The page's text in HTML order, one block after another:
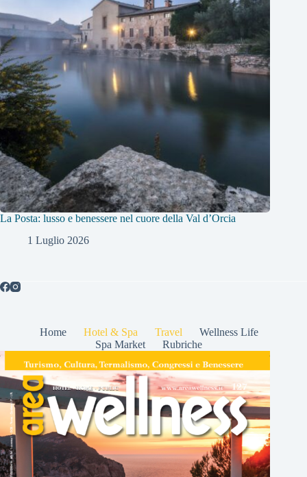
La Posta: lusso e benessere nel cuore della Val d’Orcia
1 Luglio 2026
Home Hotel & Spa Travel
Wellness Life
Spa Market
Rubriche